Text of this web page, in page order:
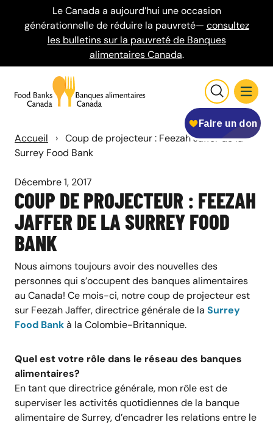
Le Canada a aujourd’hui une occasion
générationnelle de réduire la pauvreté— consultez
les bulletins sur la pauvreté de Banques
alimentaires Canada.
Accueil › Coup de projecteur : Feezah Jaffer de la
Surrey Food Bank
Décembre 1, 2017
COUP DE PROJECTEUR : FEEZAH
JAFFER DE LA SURREY FOOD
BANK
Nous aimons toujours avoir des nouvelles des
personnes qui s’occupent des banques alimentaires
au Canada! Ce mois-ci, notre coup de projecteur est
sur Feezah Jaffer, directrice générale de la Surrey
Food Bankà la Colombie-Britannique.
Quel est votre rôle dans le réseau des banques
alimentaires?
En tant que directrice générale, mon rôle est de
superviser les activités quotidiennes de la banque
alimentaire de Surrey, d’encadrer les relations entre le